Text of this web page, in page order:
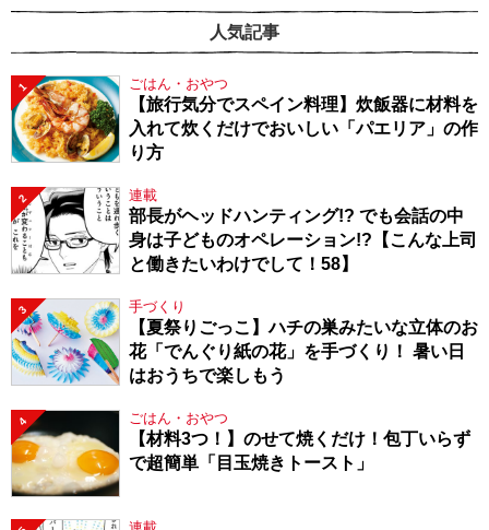
人気記事
1 ごはん・おやつ
【旅行気分でスペイン料理】炊飯器に材料を
入れて炊くだけでおいしい「パエリア」の作
り方
2 連載
部長がヘッドハンティング!? でも会話の中
身は子どものオペレーション!?【こんな上司
と働きたいわけでして！58】
3 手づくり
【夏祭りごっこ】ハチの巣みたいな立体のお
花「でんぐり紙の花」を手づくり！ 暑い日
はおうちで楽しもう
4 ごはん・おやつ
【材料3つ！】のせて焼くだけ！包丁いらず
で超簡単「目玉焼きトースト」